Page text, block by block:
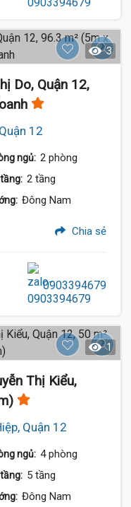
3
Do, Quận 12,
12
ngủ: 2 phòng
2 tầng
Đông Nam
Chia sẻ
0903394679
1
Thị Kiểu,
Quận 12
ngủ: 4 phòng
5 tầng
Đông Nam